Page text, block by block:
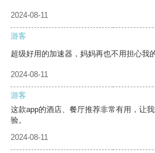
2024-08-11
游客
超级好用的加速器，妈妈再也不用担心我
2024-08-11
游客
这款app的酒店、餐厅推荐非常有用，让
验。
2024-08-11